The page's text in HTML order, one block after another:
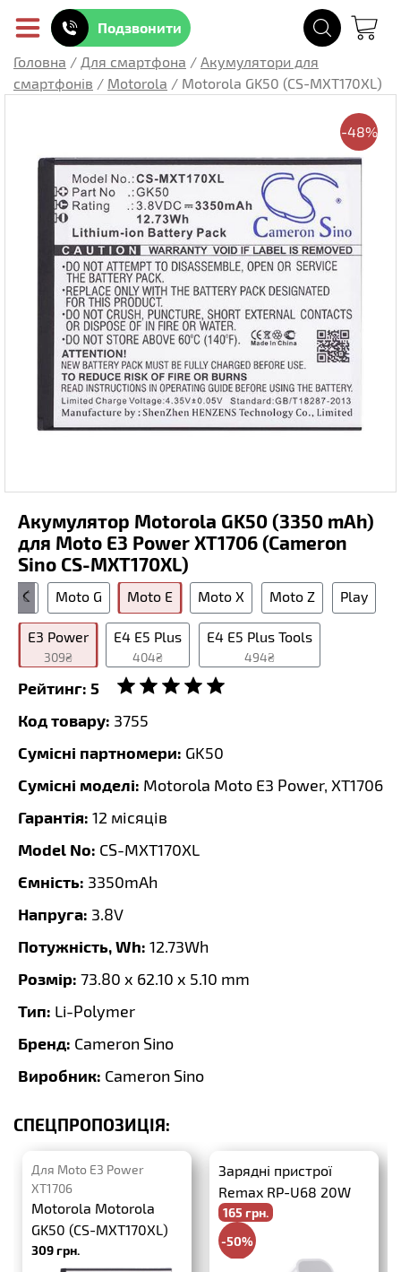
Подзвонити
Головна / Для смартфона / Акумулятори для
смартфонів / Motorola / Motorola GK50 (CS-MXT170XL)
-48%
Акумулятор Motorola GK50 (3350 mAh)
для Moto E3 Power XT1706 (Cameron
Sino CS-MXT170XL)
C Moto G Moto E Moto X Moto Z Play
E3 Power
309₴
E4 E5 Plus
404₴
E4 E5 Plus Tools
494₴
Рейтинг: 5
Код товару: 3755
Сумісні партномери: GK50
Сумісні моделі: Motorola Moto E3 Power, XT1706
Гарантія: 12 місяців
Model No: CS-MXT170XL
Ємність: 3350mAh
Напруга: 3.8V
Потужність, Wh: 12.73Wh
Розмір: 73.80 x 62.10 x 5.10 mm
Тип: Li-Polymer
Бренд: Cameron Sino
Виробник: Cameron Sino
СПЕЦПРОПОЗИЦІЯ:
Для Moto E3 Power
XT1706
Motorola Motorola
GK50 (CS-MXT170XL)
309 грн.
Зарядні пристрої
Remax RP-U68 20W
PD+QC3.0
165 грн.
-50%